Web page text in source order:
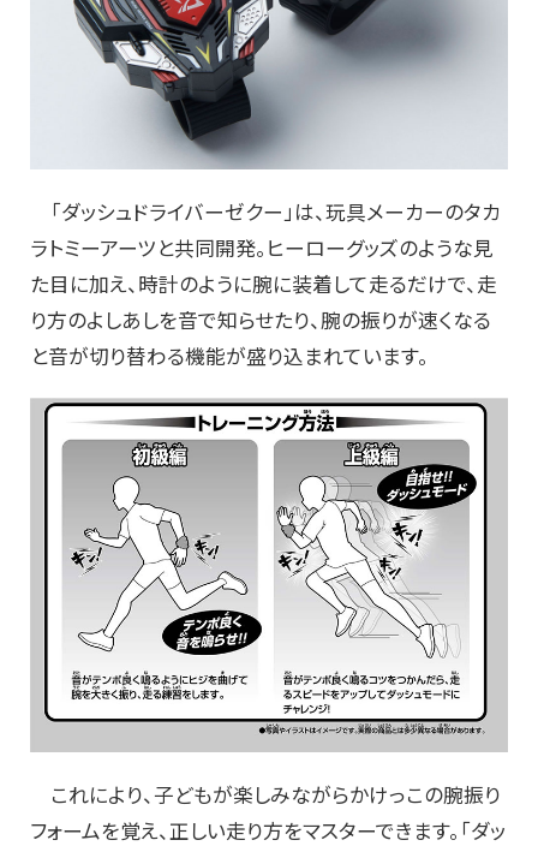
「ダッシュドライバーゼクー」は、玩具メーカーのタカ
ラトミーアーツと共同開発。ヒーローグッズのような見
た目に加え、時計のように腕に装着して走るだけで、走
り方のよしあしを音で知らせたり、腕の振りが速くなる
と音が切り替わる機能が盛り込まれています。
これにより、子どもが楽しみながらかけっこの腕振り
フォームを覚え、正しい走り方をマスターできます。「ダッ